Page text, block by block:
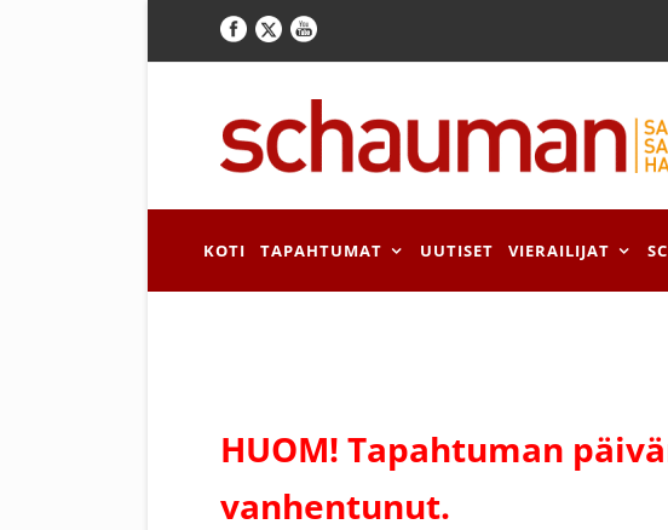
KOTI TAPAHTUMAT UUTISET VIERAILIJAT
HUOM! Tapahtuman
vanhentunut.